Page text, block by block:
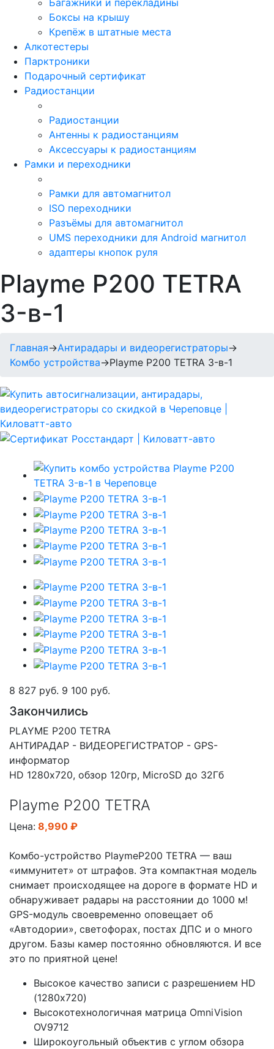
Боксы на крышу
Крепёж в штатные места
Алкотестеры
Парктроники
Подарочный сертификат
Радиостанции
Радиостанции
Антенны к радиостанциям
Аксессуары к радиостанциям
Рамки и переходники
Рамки для автомагнитол
ISO переходники
Разъёмы для автомагнитол
UMS переходники для Android магнитол
адаптеры кнопок руля
Playme P200 TETRA
3-в-1
Главная→Антирадары и видеорегистраторы→
Комбо устройства→Playme P200 TETRA 3-в-1
8 827 руб. 9 100 руб.
Закончились
PLAYME P200 TETRA
АНТИРАДАР - ВИДЕОРЕГИСТРАТОР - GPS-
информатор
HD 1280х720, обзор 120гр, MicroSD до 32Гб
Playme P200 TETRA
Цена: 8,990 ₽
Комбо-устройство PlaymeP200 TETRA — ваш
«иммунитет» от штрафов. Эта компактная модель
снимает происходящее на дороге в формате HD и
обнаруживает радары на расстоянии до 1000 м!
GPS-модуль своевременно оповещает об
«Автодории», светофорах, постах ДПС и о много
другом. Базы камер постоянно обновляются. И все
это по приятной цене!
Высокое качество записи с разрешением HD
(1280х720)
Высокотехнологичная матрица OmniVision
OV9712
Широкоугольный объектив с углом обзора